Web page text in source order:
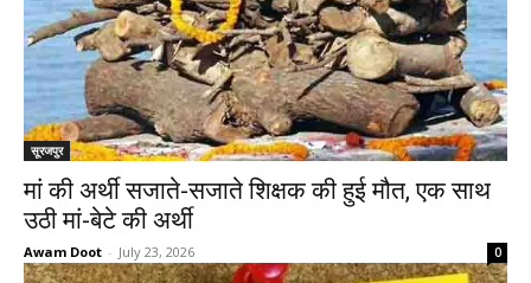
सूरजपुर
मां की अर्थी सजाते-सजाते शिक्षक की हुई मौत, एक साथ
उठी मां-बेटे की अर्थी
Awam Doot - July 23, 2026 0